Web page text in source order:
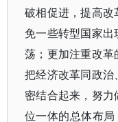
破相促进，提高
免一些转型国家
荡；更加注重改
把经济改革同政
密结合起来，努
位一体的总体布